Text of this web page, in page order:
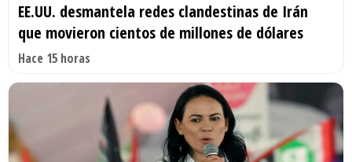
EE.UU. desmantela redes clandestinas de Irán
que movieron cientos de millones de dólares
Hace 15 horas